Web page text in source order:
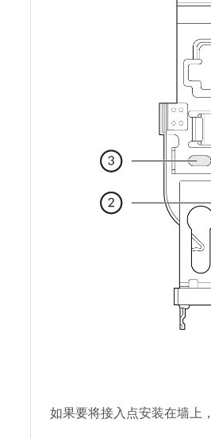
如果要将接入点安装在墙上